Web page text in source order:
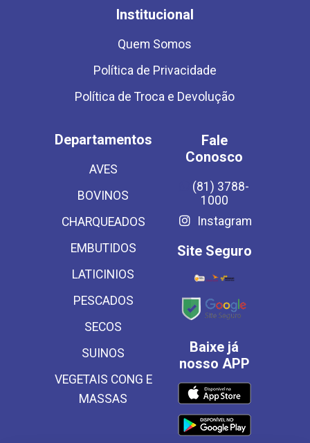
Institucional
Quem Somos
Política de Privacidade
Política de Troca e Devolução
Departamentos
AVES
BOVINOS
CHARQUEADOS
EMBUTIDOS
LATICINIOS
PESCADOS
SECOS
SUINOS
VEGETAIS CONG E
MASSAS
Fale
Conosco
(81) 3788-
1000
Instagram
Site Seguro
Baixe já
nosso APP